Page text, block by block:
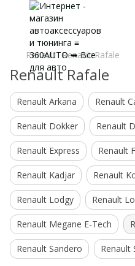
Renault Renault Rafale
Renault Rafale
Renault Arkana Renault
Renault Dokker Renault
Renault Express Renault
Renault Kadjar Renault
Renault Lodgy Renault
Renault Megane E-Tech
Renault Sandero Renault